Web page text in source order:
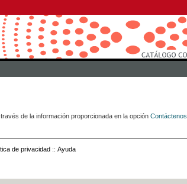
de la información proporcionada en la opción Contáctenos
de privacidad :: Ayuda